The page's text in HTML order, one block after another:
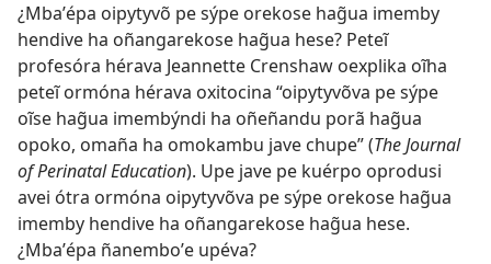
¿Mbaʼépa oipytyvõ pe sýpe orekose hag̃ua imemby
hendive ha oñangarekose hag̃ua hese? Peteĩ
profesóra hérava Jeannette Crenshaw oexplika oĩha
peteĩ ormóna hérava oxitocina “oipytyvõva pe sýpe
oĩse hag̃ua imembýndi ha oñeñandu porã hag̃ua
opoko, omaña ha omokambu jave chupe” (The Journal
of Perinatal Education). Upe jave pe kuérpo oprodusi
avei ótra ormóna oipytyvõva pe sýpe orekose hag̃ua
imemby hendive ha oñangarekose hag̃ua hese.
¿Mbaʼépa ñanemboʼe upéva?